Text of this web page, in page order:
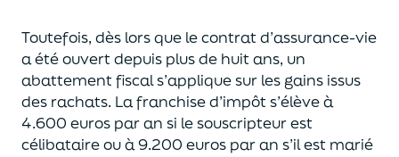
Toutefois, dès lors que le contrat d’assurance-vie
a été ouvert depuis plus de huit ans, un
abattement fiscal s’applique sur les gains issus
des rachats. La franchise d’impôts’élève à
4.600 euros par an si le souscripteurest
célibataire ou à 9.200 euros par an s’il est marié